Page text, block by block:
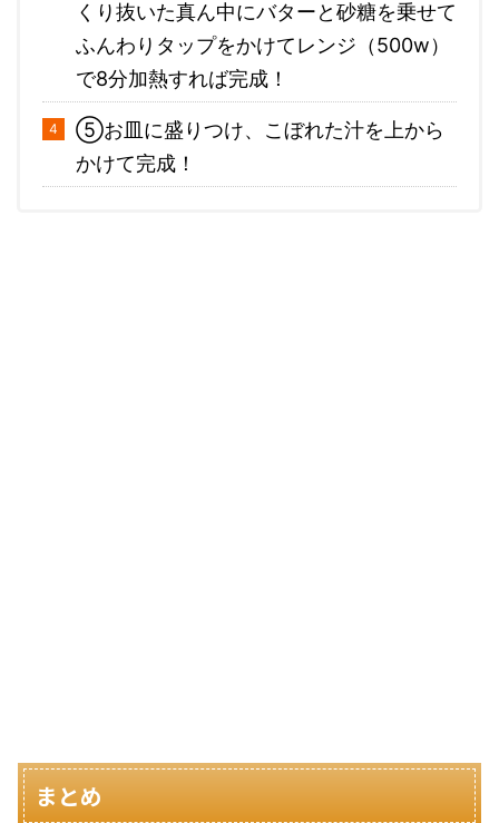
くり抜いた真ん中にバターと砂糖を乗せて
ふんわりタップをかけてレンジ（500w）
で8分加熱すれば完成！
⑤お皿に盛りつけ、こぼれた汁を上から
かけて完成！
まとめ